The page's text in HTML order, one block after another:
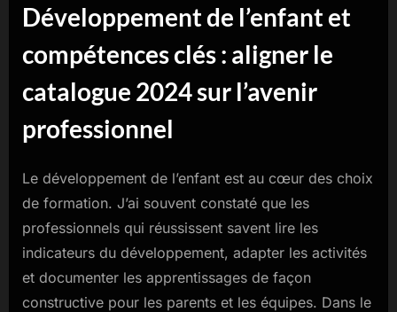
Développement de l’enfant et
compétences clés : aligner le
catalogue 2024 sur l’avenir
professionnel
Le développement de l’enfant est au cœur des choix
de formation. J’ai souvent constaté que les
professionnels qui réussissent savent lire les
indicateurs du développement, adapter les activités
et documenter les apprentissages de façon
constructive pour les parents et les équipes. Dans le